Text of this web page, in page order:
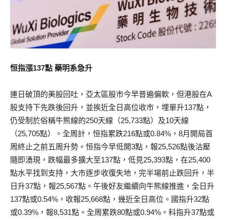
恒指漲137點 藥明系急升
連日破頂的美股回吐，亞太區股市今早普遍偏軟，但港股在A
股支持下先跌後回升，並挨近全日高位收市，埋單升137點，
仍受制於俗稱牛熊線的250天線（25,733點）及10天線
（25,705點）。全周計，恒指累跌216點或0.84%，8月開局首
周終止之前五周升勢。恒指今早低開3點，報25,526點後沽壓
隨即湧現，跌幅最多擴大至137點，低見25,393點，在25,400
點水平找到支持，大市逐步收復失地，完半場前止跌回升，半
日升37點，報25,567點。午後好友繼續向牛熊線推進，全日升
137點或0.54%，收報25,668點，幾近全日高位。國指升32點
或0.39%，報8,531點。全周累跌80點或0.94%。科指升37點或